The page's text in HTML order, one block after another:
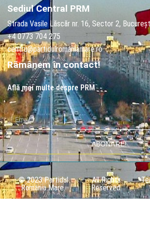
Sediul Central PRM
Strada Vasile Lăscăr nr. 16, Sector 2,
+4 0773 704 275
centru@partidulromaniamare.ro
Rămânem în contact!
Află mai multe despre PRM
ABONARE!
© 2023 Partidul
România Mare.
All Rights
Reserved.